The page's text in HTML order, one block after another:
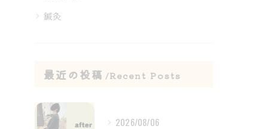
鍼灸
最近の投稿 Recent Posts
2026/08/06